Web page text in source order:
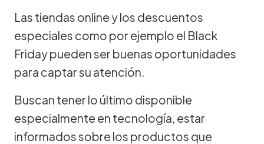
Las tiendas online y los descuentos
especiales como por ejemplo el Black
Friday pueden ser buenas oportunidades
para captar su atención.
Buscan tener lo último disponible
especialmente en tecnología, estar
informados sobre los productos que